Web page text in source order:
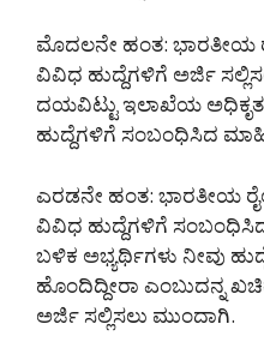
ಮೊದಲನೇ ಹಂತ: ಭಾರತೀಯ
ವಿವಿಧ ಹುದ್ದೆಗಳಿಗೆ ಅರ್ಜಿ
ದಯವಿಟ್ಟು ಇಲಾಖೆಯ ಅಧಿಕೃತ
ಹುದ್ದೆಗಳಿಗೆ ಸಂಬಂಧಿಸಿದ
ಎರಡನೇ ಹಂತ: ಭಾರತೀಯ
ವಿವಿಧ ಹುದ್ದೆಗಳಿಗೆ
ಬಳಿಕ ಅಭ್ಯರ್ಥಿಗಳು ನೀವು
ಹೊಂದಿದ್ದೀರಾ ಎಂಬುದನ್ನ
ಅರ್ಜಿ ಸಲ್ಲಿಸಲು ಮುಂದಾಗಿ.